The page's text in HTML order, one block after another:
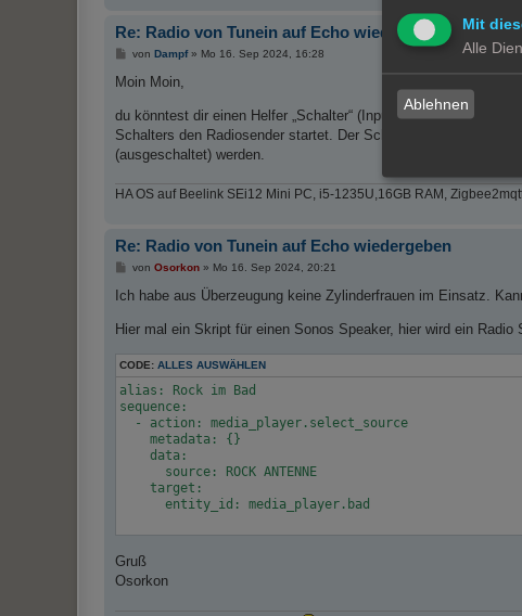
volume_stateless: true
group: false
Re: Radio von Tunein auf Echo wiedergeben
B
i
a
g
von Dampf» Mo 16. Sep 2024, 16:28
Moin Moin,
du könntest dir einen Helfer „Schalter“ (Input.boolean)erstellen
Schalters den Radiosender startet. Der Schalter muss natürlich
(ausgeschaltet) werden.
HA OS auf Beelink SEi12 Mini PC, i5-1235U,16GB RAM,
Re: Radio von Tunein auf Echo wiedergeben
B
i
a
von Osorkon» Mo 16. Sep 2024, 20:21
Ich habe aus Überzeugung keine Zylinderfrauen im Einsatz.
Hier mal ein Skript für einen Sonos Speaker, hier wird ein
CODE: ALLES AUSWÄHLEN
alias: Rock im Bad
sequence:
  - action: media_player.select_source
    metadata: {}
    data:
      source: ROCK ANTENNE
    target:
      entity_id: media_player.bad
Gruß
Osorkon
Mit
Alle
Ablehnen